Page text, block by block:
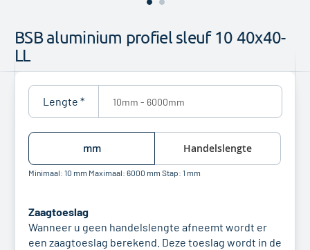
naar
het
begin
van
afbeeldingen-
gallerij
BSB aluminium profiel sleuf 10 40x40-
LL
Lengte *
mm Handelslengte
Minimaal: 10 mm Maximaal: 6000 mm Stap: 1 mm
Zaagtoeslag
Wanneer u geen handelslengte afneemt wordt er
een zaagtoeslag berekend. Deze toeslag wordt in de